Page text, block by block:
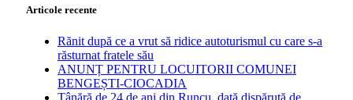
Articole recente
Rănit după ce a vrut să ridice autoturismul cu care s-a
răsturnat fratele său
ANUNȚ PENTRU LOCUITORII COMUNEI
BENGEȘTI-CIOCADIA
Tânără de 24 de ani din Runcu, dată dispărută de